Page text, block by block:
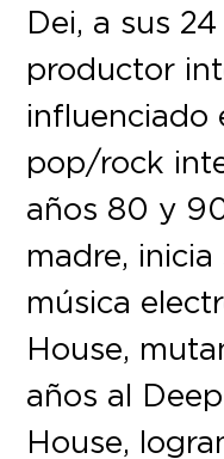
Dei, a sus
productor
influenciado
pop/rock
años 80 y
madre,
música
House,
años al
House,